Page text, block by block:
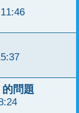
問題